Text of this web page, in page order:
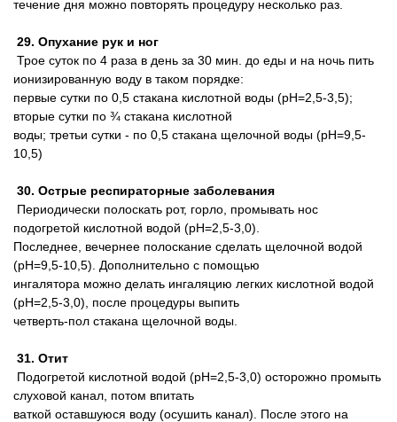
течение дня можно повторять процедуру несколько раз.
29. Опухание рук и ног
Трое суток по 4 раза в день за 30 мин. до еды и на ночь пить
ионизированную воду в таком порядке:
первые сутки по 0,5 стакана кислотной воды (pH=2,5-3,5);
вторые сутки по ¾ стакана кислотной
воды; третьи сутки - по 0,5 стакана щелочной воды (pH=9,5-
10,5)
30. Острые респираторные заболевания
Периодически полоскать рот, горло, промывать нос
подогретой кислотной водой (pH=2,5-3,0).
Последнее, вечернее полоскание сделать щелочной водой
(pH=9,5-10,5). Дополнительно с помощью
ингалятора можно делать ингаляцию легких кислотной водой
(pH=2,5-3,0), после процедуры выпить
четверть-пол стакана щелочной воды.
31. Отит
Подогретой кислотной водой (pH=2,5-3,0) осторожно промыть
слуховой канал, потом впитать
ваткой оставшуюся воду (осушить канал). После этого на